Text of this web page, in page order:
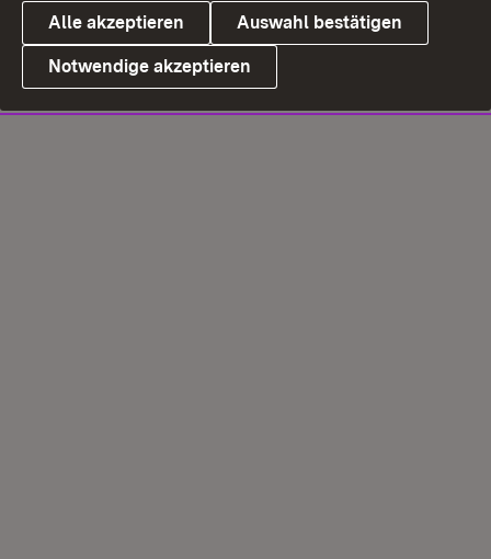
Alle akzeptieren Auswahl bestätigen
Notwendige akzeptieren